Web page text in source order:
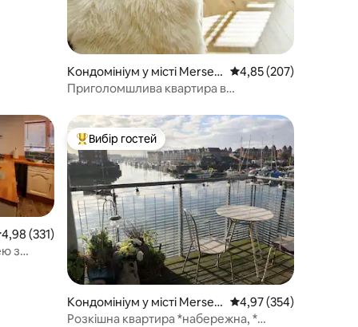
Кондомініум у місті Mersey
side
Середня оцінка: 4,85
4,85 (207)
Приголомшлива квартира в
оцінка: 4,98 з 5, відгуки: 331
4,98 (331)
з
Топ вибір гостей
Вибір гостей
Кондомініум у місті Mersey
side
Середня оцінка: 4,97
4,97 (354)
Розкішна квартира *набережна, *